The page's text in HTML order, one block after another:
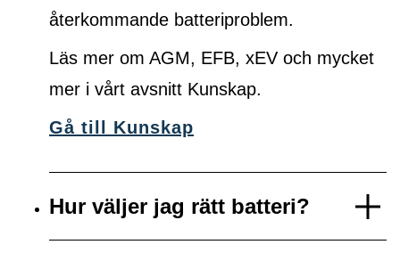
återkommande batteriproblem.
Läs mer om AGM, EFB, xEV och mycket
mer i vårt avsnitt Kunskap.
Gå till Kunskap
Hur väljer jag rätt batteri?